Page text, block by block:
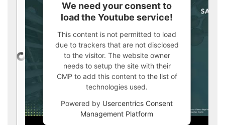
We need your consent to
load the Youtube service!
This content is not permitted to load
due to trackers that are not disclosed
to the visitor. The website owner
needs to setup the site with their
CMP to add this content to the list of
technologies used.
Powered by Usercentrics Consent
Management Platform